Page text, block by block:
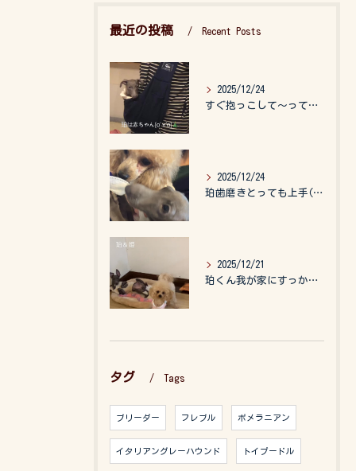
最近の投稿 Recent Posts
2025/12/24
すぐ抱っこして〜って言うので、抱っこ紐に入れてゆらゆら☺️
2025/12/24
珀歯磨きとっても上手(о´∀`о)
2025/12/21
珀くん我が家にすっかりなれて、キッズのお世話もしてくれて、今...
タグ Tags
ブリーダー フレブル ポメラニアン
イタリアングレーハウンド トイプードル